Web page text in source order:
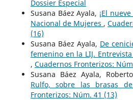
Dossier Especial
Susana Báez Ayala, ¡El
Nacional de Mujeres ,
(16)
Susana Báez Ayala, De
femenino en la LIJ.
, Cuadernos Fronterizos:
Susana Báez Ayala,
Rulfo, sobre las brasas
Fronterizos: Núm. 41 (13)